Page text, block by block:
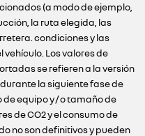
(a modo de ejemplo,
la ruta elegida, las
condiciones y las
Los valores de
se refieren a la versión
la siguiente fase de
equipo y / o tamaño de
de CO2 y el consumo de
no son definitivos y pueden